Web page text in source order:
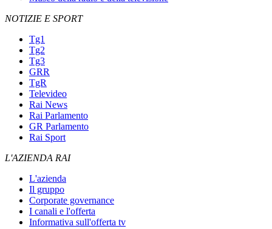
NOTIZIE E SPORT
Tg1
Tg2
Tg3
GRR
TgR
Televideo
Rai News
Rai Parlamento
GR Parlamento
Rai Sport
L'AZIENDA RAI
L'azienda
Il gruppo
Corporate governance
I canali e l'offerta
Informativa sull'offerta tv